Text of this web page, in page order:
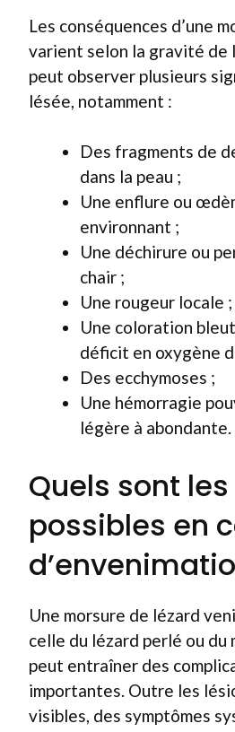
Les conséquences d’une
varient selon la gravité de
peut observer plusieurs
lésée, notamment :
Des fragments de
dans la peau ;
Une enflure ou
environnant ;
Une déchirure ou
chair ;
Une rougeur locale ;
Une coloration
déficit en oxygène
Des ecchymoses ;
Une hémorragie
légère à abondante.
Quels sont
possibles en
Une morsure de lézard
celle du lézard perlé ou du
peut entraîner des
importantes. Outre les
visibles, des symptômes